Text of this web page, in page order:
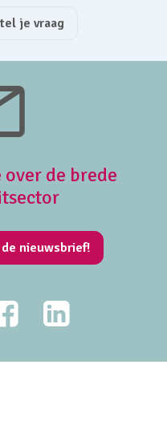
je vraag
de brede
nieuwsbrief!
FacebookLinkedIn